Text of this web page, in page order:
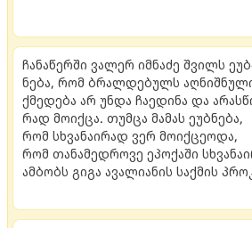
ჩა­ნა­წერ­ში ვა­ლერ იმ­ნა­ძე შვილს
ნე­ბა, რომ ბრალ­დე­ბულს
ქმე­დე­ბა არ უნდა ჩა­ე­დი­ნა და
რად მო­იქ­ცა. თუმ­ცა მა­მას ეუბ­ნე­ბა,
რომ სხვა­ნა­ი­რად ვერ მო­იქ­ცე­ო­და,
რომ თა­ნა­მედ­რო­ვე ეპო­ქა­ში
ამბობს გიგა ავალიანის საქმის